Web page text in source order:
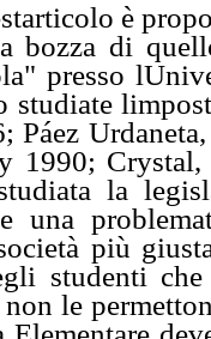
è
bozza di
presso
studiate
Páez
1990;
la
una
più
studenti
le